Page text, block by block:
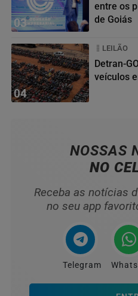
03
entre os
de Goiás
04
LEILÃO
Detran-
veículos
NOSSAS
NO
Receba as notícias
no seu app
Telegram